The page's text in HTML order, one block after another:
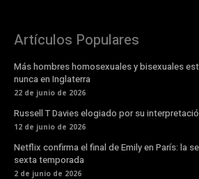
Artículos Populares
Más hombres homosexuales y bisexuales
nunca en Inglaterra
22 de junio de 2026
Russell T Davies elogiado por su
12 de junio de 2026
Netflix confirma el final de Emily en París: la
sexta temporada
2 de junio de 2026